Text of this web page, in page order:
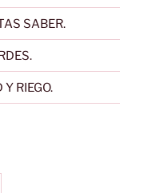
SABER.
RIEGO.